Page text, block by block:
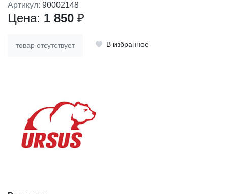
Артикул: 90002148
Цена: 1 850 ₽
товар отсутствует В избранное